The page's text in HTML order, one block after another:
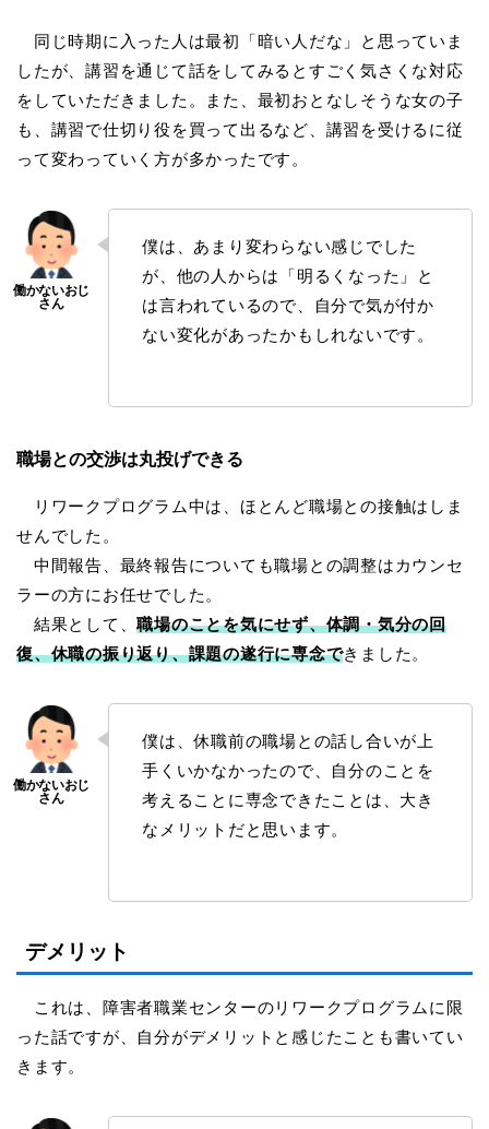
同じ時期に入った人は最初「暗い人だな」と思っていま
したが、講習を通じて話をしてみるとすごく気さくな対応
をしていただきました。また、最初おとなしそうな女の子
も、講習で仕切り役を買って出るなど、講習を受けるに従
って変わっていく方が多かったです。
僕は、あまり変わらない感じでした
が、他の人からは「明るくなった」と
は言われているので、自分で気が付か
ない変化があったかもしれないです。
職場との交渉は丸投げできる
リワークプログラム中は、ほとんど職場との接触はしま
せんでした。
中間報告、最終報告についても職場との調整はカウンセ
ラーの方にお任せでした。
結果として、職場のことを気にせず、体調・気分の回
復、休職の振り返り、課題の遂行に専念できました。
僕は、休職前の職場との話し合いが上
手くいかなかったので、自分のことを
考えることに専念できたことは、大き
なメリットだと思います。
デメリット
これは、障害者職業センターのリワークプログラムに限
った話ですが、自分がデメリットと感じたことも書いてい
きます。